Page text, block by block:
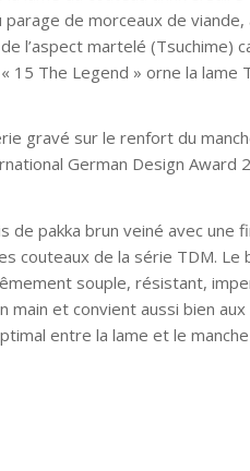
de morceaux de
l’aspect martelé (Tsuchime)
15 The Legend » orne la lame
gravé sur le renfort du
German Design Award
de pakka brun veiné avec une
couteaux de la série TDM. Le
souple, résistant,
et convient aussi bien aux
entre la lame et le